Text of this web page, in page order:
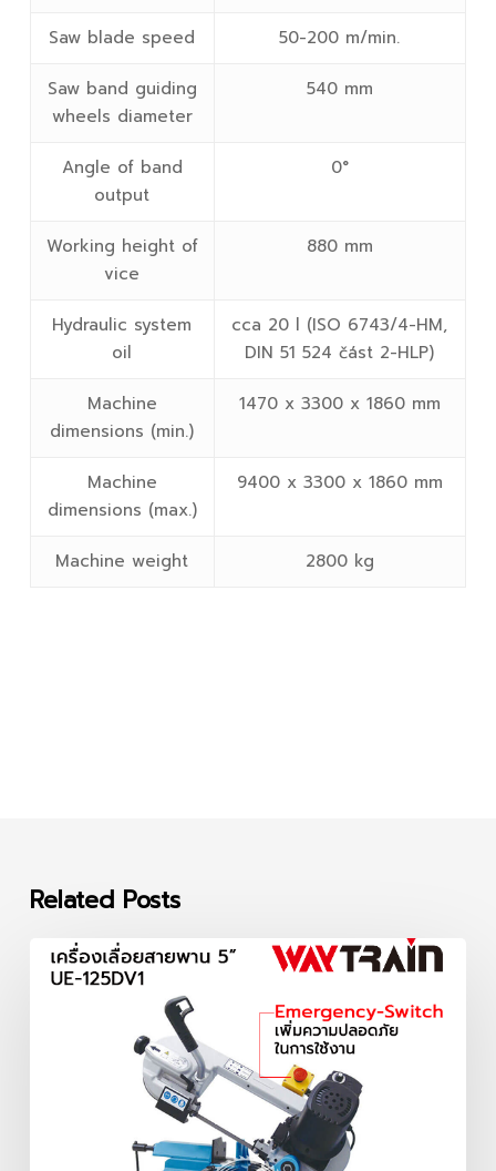
Saw blade speed 50-200 m/min.
Saw band guiding
wheels diameter
540 mm
Angle of band
output
0°
Working height of
vice
880 mm
Hydraulic system
oil
cca 20 l (ISO 6743/4-HM,
DIN 51 524 část 2-HLP)
Machine
dimensions (min.)
1470 x 3300 x 1860 mm
Machine
dimensions (max.)
9400 x 3300 x 1860 mm
Machine weight 2800 kg
Related Posts
เครื่อง
เลื่อย